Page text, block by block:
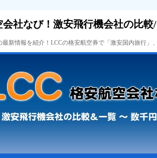
社なび！激安飛行機会社の比較
最新情報を紹介！LCCの格安航空券で「激安国内旅行